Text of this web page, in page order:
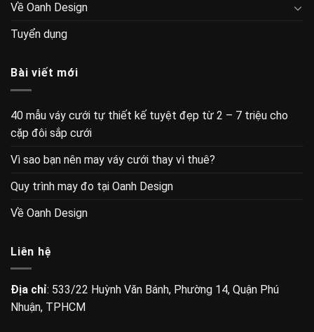
Về Oanh Design
Tuyển dụng
Bài viết mới
40 mẫu váy cưới tự thiết kế tuyệt đẹp từ 2 – 7 triệu cho
cặp đôi sắp cưới
Vì sao bạn nên may váy cưới thay vì thuê?
Quy trình may đo tại Oanh Design
Về Oanh Design
Liên hệ
Địa chỉ: 533/22 Huỳnh Văn Bánh, Phường 14, Quận Phú
Nhuận, TPHCM